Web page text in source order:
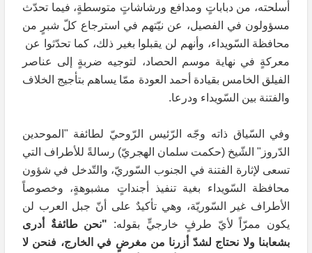
أسلحته، من دباباتٍ ومدافع ورشاشاتٍ متوسطةٍ، فيما تحدّث
مسؤولون في الفصيل، عن نيّتهم في استرجاع كلّ شبرٍ من
محافظة السّويداء، وأنهم لن يقبلوا بغير ذلك، كما تحدّثوا عن
معركةٍ في نهاية موسم الحصاد، لتوجيه ضربةٍ إلى عناصر
الفيلق الخامس بقيادة أحمد العودة ممّا يساهم بتأجيج الخلاف
والفتنة بين السّويداء ودرعا.
وفي السّياق ذاته وجّه الرّئيس الرّوحيّ لطائفة "الموحدين
الدّروز" الشّيخ (حكمت سلمان الهجريّ) رسالةً للأطراف التي
تسعى لإثارة الفتنة في الجنوب السّوريّ، والتّدخل في شؤون
محافظة السّويداء بغية تنفيذ أجنداتٍ مشبوهةٍ، وخصوصاً
الأطراف غير السّوريّة، وهي تأكيدٌ على أنّ جبل العرب لن
يكون ممرّاً لأيّ طرفٍ خارجيٍّ بقوله: "نحن طائفةٌ أدرى
بشعابنا ولا نحتاج لشدّ أزرنا من مغرضٍ في الخارج، فنحن لا